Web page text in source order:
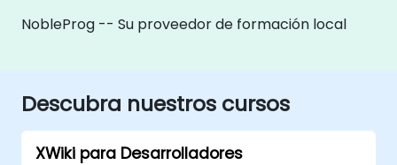
NobleProg -- Su proveedor de formación local
Descubra nuestros cursos
XWiki para Desarrolladores